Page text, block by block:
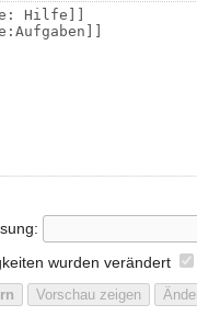
wurden verändert